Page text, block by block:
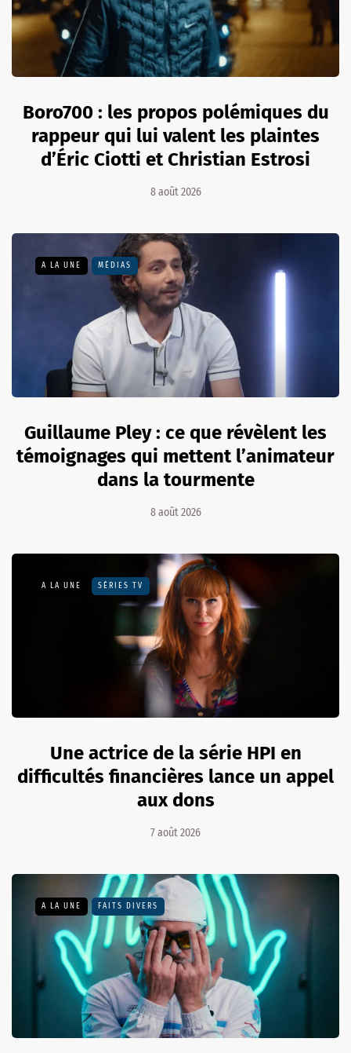
Boro700 : les propos polémiques du
rappeur qui lui valent les plaintes
d’Éric Ciotti et Christian Estrosi
8 août 2026
A LA UNE MÉDIAS
Guillaume Pley : ce que révèlent les
témoignages qui mettent l’animateur
dans la tourmente
8 août 2026
A LA UNE SÉRIES TV
Une actrice de la série HPI en
difficultés financières lance un appel
aux dons
7 août 2026
A LA UNE FAITS DIVERS